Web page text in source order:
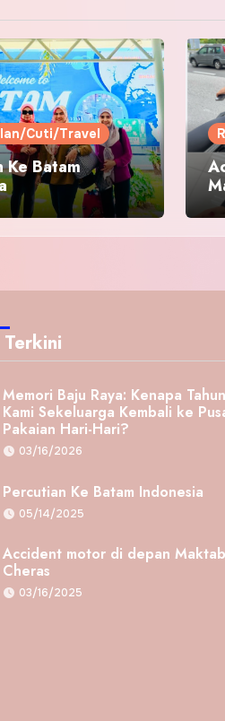
Cuti/Travel
Ke Batam
Terkini
Memori Baju Raya: Kenapa
Kami Sekeluarga Kembali ke
Pakaian Hari-Hari?
03/16/2026
Percutian Ke Batam Indonesia
05/14/2025
Accident motor di depan
Cheras
03/16/2025